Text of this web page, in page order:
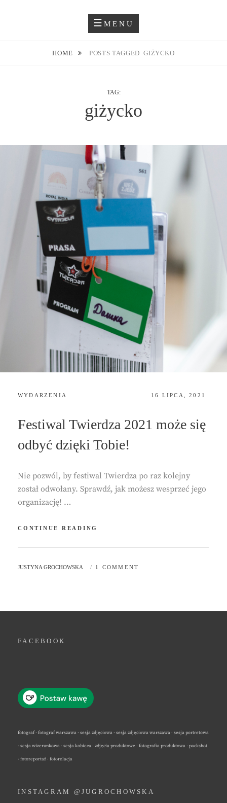
JUSTYNA EWA GROCHOWSKA
MENU
HOME POSTS TAGGEDGIŻYCKO
TAG:
giżycko
CATEGORIES:
WYDARZENIA
POSTED
16 LIPCA, 2021
Festiwal Twierdza 2021 może się
odbyć dzięki Tobie!
Nie pozwól, by festiwal Twierdza po raz kolejny
został odwołany. Sprawdź, jak możesz wesprzeć jego
organizację! …
CONTINUE READING
2021
SIĘ
BY
JUSTYNA GROCHOWSKA 1 COMMENT
FACEBOOK
fotograf · fotograf warszawa · sesja zdjęciowa · sesja zdjęciowa warszawa · sesja portretowa
· sesja wizerunkowa · sesja kobieca · zdjęcia produktowe · fotografia produktowa · packshot
· fotoreportaż · fotorelacja
INSTAGRAM @JUGROCHOWSKA